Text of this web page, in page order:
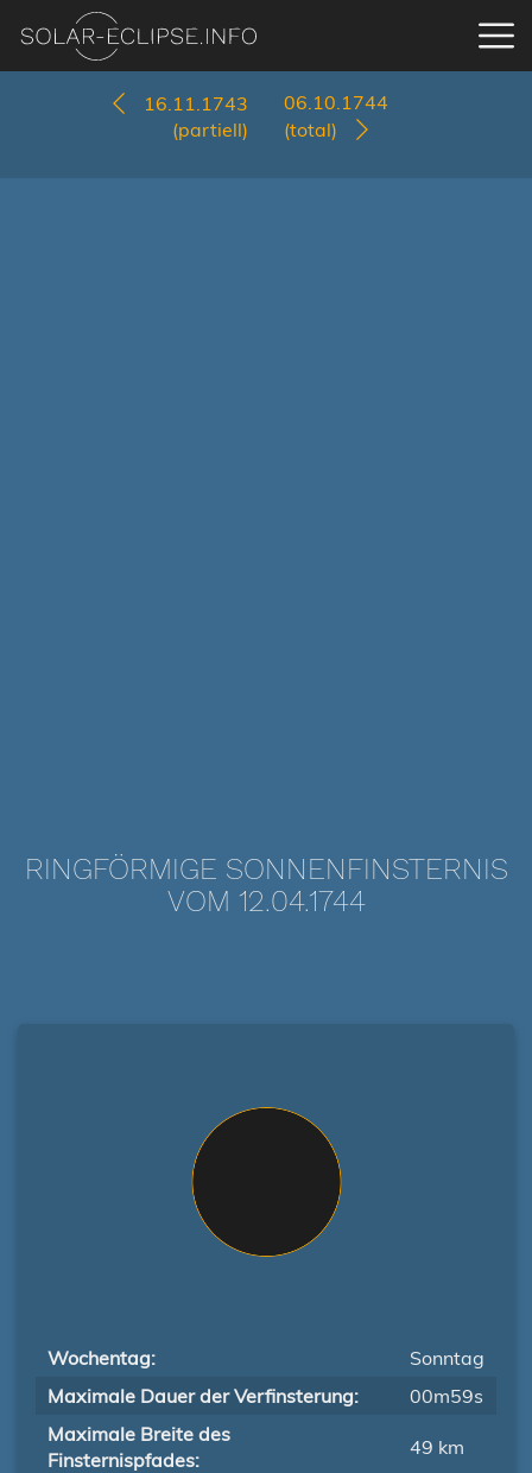
16.11.1743
(partiell)
06.10.1744
(total)
RINGFÖRMIGE SONNENFINSTERNIS
VOM 12.04.1744
Wochentag:
Sonntag
Maximale Dauer der Verfinsterung:
00m59s
Maximale Breite des
Finsternispfades:
49 km